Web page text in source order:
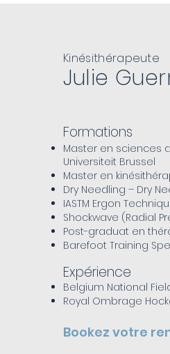
Julie
Kinésithérapeute
​Formations
Master en sciences
Universiteit Brussel
Master en
Dry Needling – Dry
IASTM Ergon
Shockwave (Radial
Post-graduat en
Barefoot Training
Expérience
Belgium National
Royal Ombrage
Bookez votre